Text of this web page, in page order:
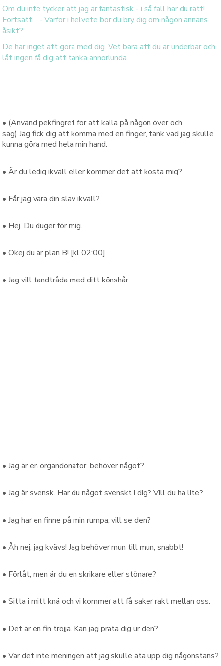
Om du inte tycker att jag är fantastisk - i så fall har du rätt!
Fortsätt… - Varför i helvete bör du bry dig om någon annans
åsikt?
De har inget att göra med dig. Vet bara att du är underbar och
låt ingen få dig att tänka annorlunda.
• (Använd pekfingretför att kalla på någon överoch
säg) Jag fick dig attkomma med en finger, tänkvad jag skulle
kunna göra med hela min hand.
• Är du ledig ikvällellerkommer det attkosta mig?
• Får jag vara din slavikväll?
• Hej. Du duger för mig.
• Okej du är plan B! [kl 02:00]
• Jag vill tandtråda med dittkönshår.
• Jag ären organdonator, behövernågot?
• Jag ärsvensk. Har du någotsvenskti dig? Vill du ha lite?
• Jag haren finne på min rumpa, villse den?
• Åh nej, jag kvävs! Jag behövermun tillmun, snabbt!
• Förlåt, men ärdu en skrikare ellerstönare?
• Sitta i mitt knä och vi kommer attfå sakerraktmellan oss.
• Det är en fin tröjja. Kan jag prata dig urden?
• Var det inte meningen att jag skulle äta upp dig någonstans?